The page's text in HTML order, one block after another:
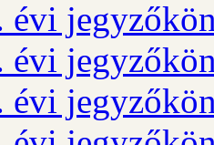
évi
évi
évi